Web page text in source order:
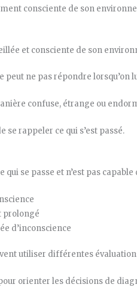
consciente de son
et consciente de son
ne pas répondre
confuse, étrange ou
se rappeler ce qui s’est passé.
qui se passe et n’est pas
prolongé
d’inconscience
utiliser différentes
orienter les décisions de